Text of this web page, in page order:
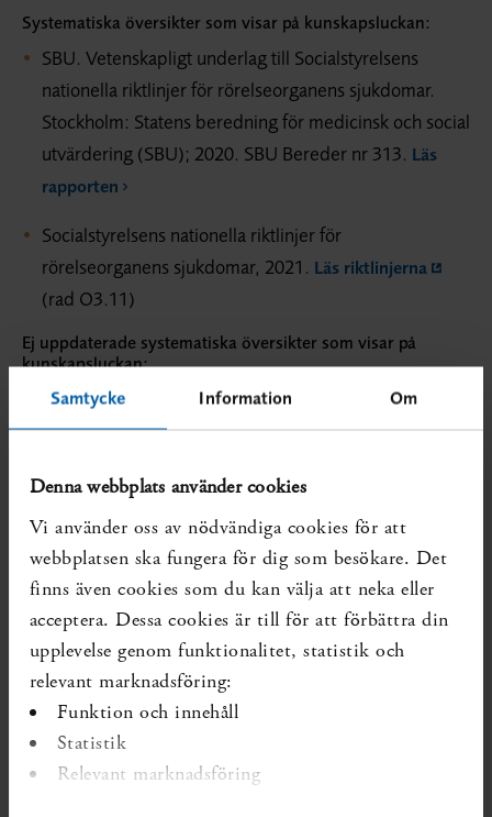
Samtycke Information Om
Denna webbplats använder cookies
Vi använder oss av nödvändiga cookies för att
webbplatsen ska fungera för dig som besökare. Det
finns även cookies som du kan välja att neka eller
acceptera. Dessa cookies är till för att förbättra din
upplevelse genom funktionalitet, statistik och
relevant marknadsföring:
Funktion och innehåll
Statistik
Relevant marknadsföring
Systematiska översikter som visar på kunskapsluckan:
SBU. Vetenskapligt underlag till Socialstyrelsens
nationella riktlinjer för rörelseorganens sjukdomar.
Stockholm: Statens beredning för medicinsk och social
utvärdering (SBU); 2020. SBU Bereder nr 313. Läs
rapporten
Socialstyrelsens nationella riktlinjer för
rörelseorganens sjukdomar, 2021. Läs riktlinjerna
(rad O3.11)
Ej uppdaterade systematiska översikter som visar på
kunskapsluckan:
Inga identifierade
Forskning som förändrar kunskapsläget kan ha tillkommit
senare.